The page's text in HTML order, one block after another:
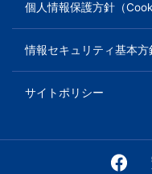
個人情報保護方針（
情報セキュリティ基本方
サイトポリシー